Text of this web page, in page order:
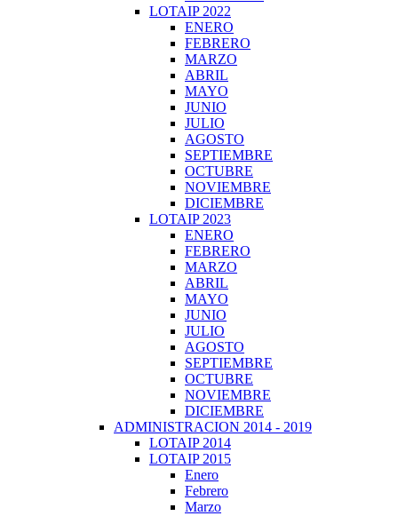
LOTAIP 2022
ENERO
FEBRERO
MARZO
ABRIL
MAYO
JUNIO
JULIO
AGOSTO
SEPTIEMBRE
OCTUBRE
NOVIEMBRE
DICIEMBRE
LOTAIP 2023
ENERO
FEBRERO
MARZO
ABRIL
MAYO
JUNIO
JULIO
AGOSTO
SEPTIEMBRE
OCTUBRE
NOVIEMBRE
DICIEMBRE
ADMINISTRACION 2014 - 2019
LOTAIP 2014
LOTAIP 2015
Enero
Febrero
Marzo